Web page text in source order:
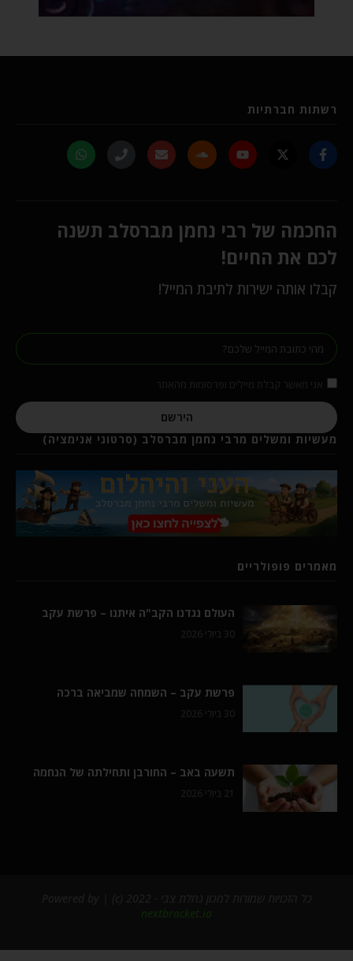
רשתות חברתיות
החכמה של רבי נחמן מברסלב תשנה
לכם את החיים!
קבלו אותה ישירות לתיבת המייל!
הירשם
מעשיות ומשלים מרבי נחמן מברסלב (סרטוני אנימציה)
מאמרים פופולריים
העולם נגדנו הקב"ה איתנו – פרשת עקב
30 ביולי 2026
פרשת עקב – השמחה שמביאה ברכה
30 ביולי 2026
תשעה באב – החורבן ותחילתה של הנחמה
21 ביולי 2026
nextbracket.io